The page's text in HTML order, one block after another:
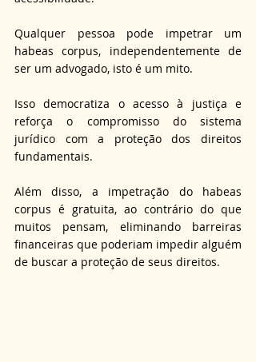
Qualquer pessoa pode impetrar um
habeas corpus, independentemente de
ser um advogado, isto é um mito.
Isso democratiza o acesso à justiça e
reforça o compromisso do sistema
jurídico com a proteção dos direitos
fundamentais.
Além disso, a impetração do habeas
corpus é gratuita, ao contrário do que
muitos pensam, eliminando barreiras
financeiras que poderiam impedir alguém
de buscar a proteção de seus direitos.